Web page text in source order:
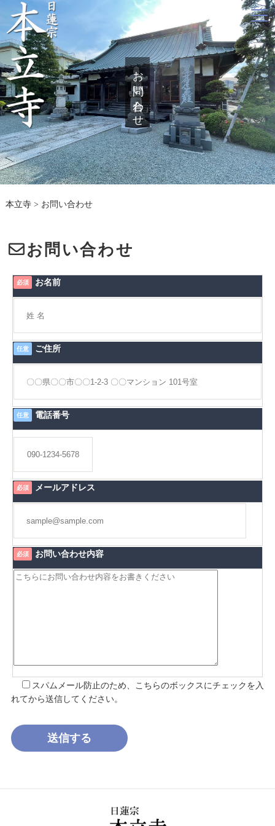
お問い合わせ
本立寺> お問い合わせ
お問い合わせ
必須 お名前
任意 ご住所
任意 電話番号
必須 メールアドレス
必須 お問い合わせ内容
スパムメール防止のため、こちらのボックスにチェックを入
れてから送信してください。